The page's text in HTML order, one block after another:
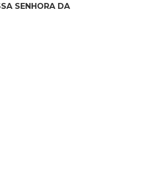
SENHORA DA